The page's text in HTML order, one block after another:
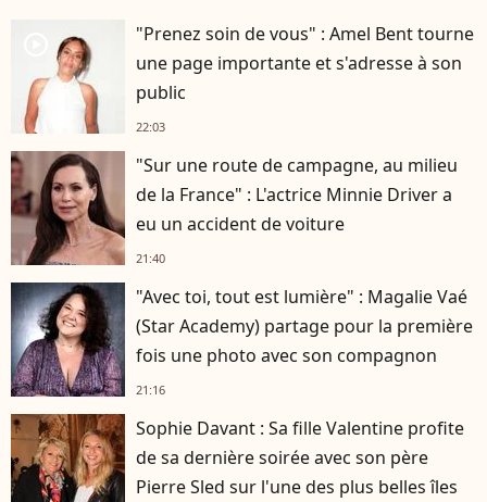
"Prenez soin de vous" : Amel Bent tourne
une page importante et s'adresse à son
public
22:03
"Sur une route de campagne, au milieu
de la France" : L'actrice Minnie Driver a
eu un accident de voiture
21:40
"Avec toi, tout est lumière" : Magalie Vaé
(Star Academy) partage pour la première
fois une photo avec son compagnon
21:16
Sophie Davant : Sa fille Valentine profite
de sa dernière soirée avec son père
Pierre Sled sur l'une des plus belles îles